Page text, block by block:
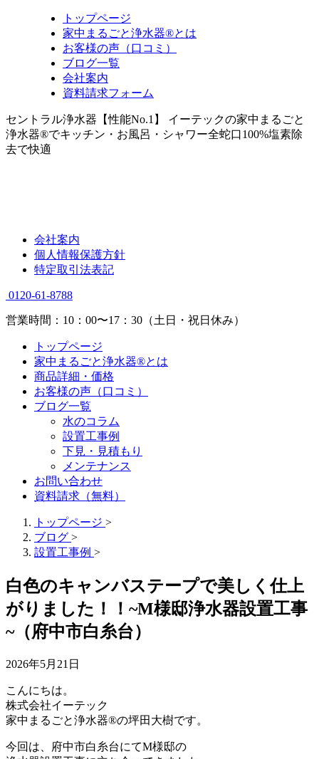
トップページ
家中まるごと浄水器®とは
お客様の声（口コミ）
ブログ一覧
会社案内
資料請求フォーム
セントラル浄水器【性能No.1】 イーテックの家中まるごと
浄水器®でキッチン・お風呂・シャワー全蛇口100%塩素除
去で快適
会社案内
個人情報保護方針
特定取引法表記
0120-61-8788
営業時間：10：00〜17：30（土日・祝日休み）
トップページ
家中まるごと浄水器®とは
商品詳細・価格
お客様の声（口コミ）
ブログ一覧
水のコラム
設置工事例
下見・見積もり
メンテナンス
お問い合わせ
資料請求（無料）
トップページ >
ブログ >
設置工事例 >
白色のキャンバステープで美しく仕上
がりました！！~M様邸浄水器設置工事
~（府中市白糸台）
2026年5月21日
こんにちは。
株式会社イーテック
家中まるごと浄水器®の坪田大樹です。
今回は、府中市白糸台にてM様邸の